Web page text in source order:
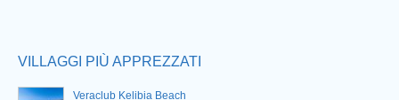
VILLAGGI PIÙ APPREZZATI
Veraclub Kelibia Beach